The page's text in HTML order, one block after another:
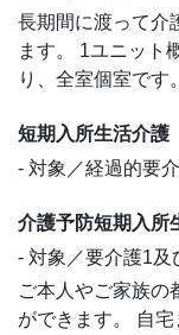
長期間に渡って介
ます。 1ユニット
り、全室個室です。
短期入所生活介護
- 対象／経過的要
介護予防短期入所
- 対象／要介護1
ご本人やご家族の
ができます。 自